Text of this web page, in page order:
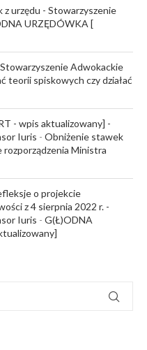
urzędu - Stowarzyszenie
URZĘDÓWKA [
Adwokackie
teorii spiskowych czy działać
- wpis aktualizowany] -
Iuris - Obniżenie stawek
Ministra
o projekcie
z 4 sierpnia 2022 r. -
Iuris - G(Ł)ODNA